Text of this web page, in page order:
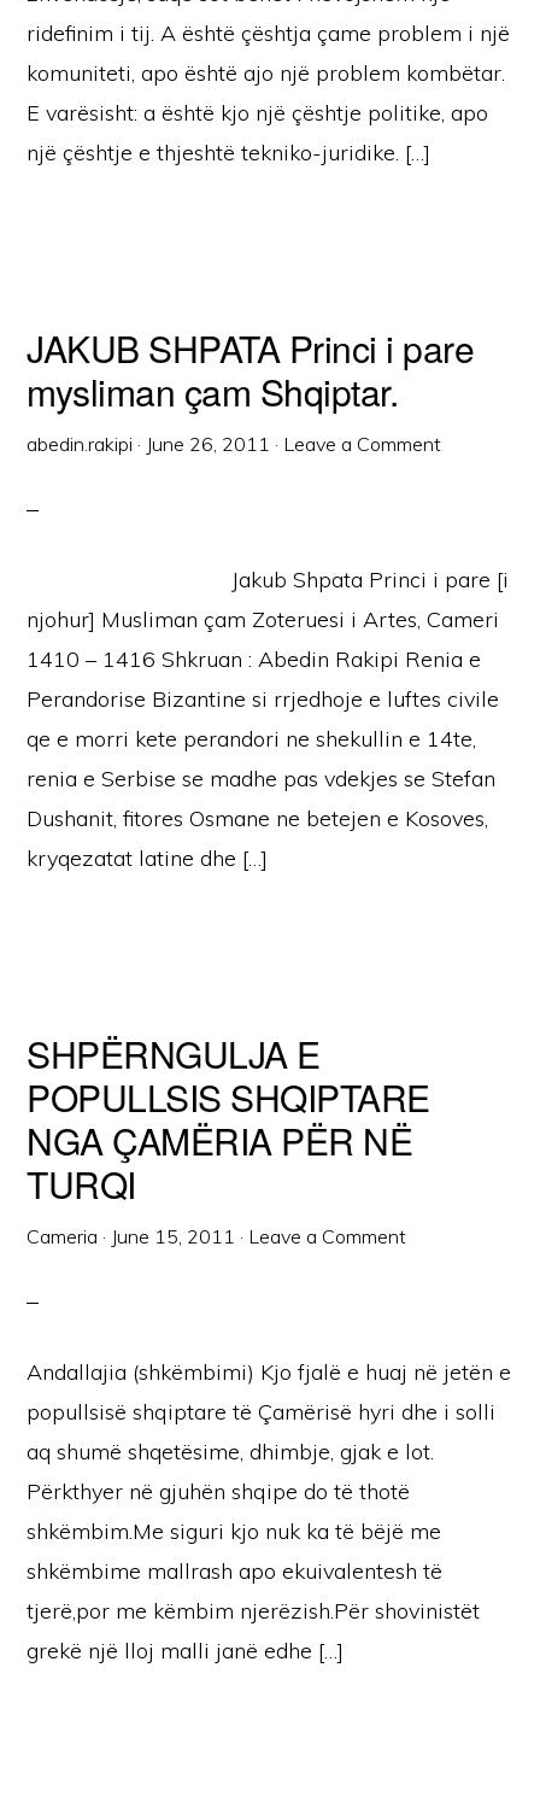
ridefinim i tij. A është çështja çame problem i një
komuniteti, apo është ajo një problem kombëtar.
E varësisht: a është kjo një çështje politike, apo
një çështje e thjeshtë tekniko-juridike. […]
JAKUB SHPATA Princi i pare
mysliman çam Shqiptar.
abedin.rakipi · June 26, 2011 · Leave a Comment
Jakub Shpata Princi i pare [i
njohur] Musliman çam Zoteruesi i Artes, Cameri
1410 – 1416 Shkruan : Abedin Rakipi Renia e
Perandorise Bizantine si rrjedhoje e luftes civile
qe e morri kete perandori ne shekullin e 14te,
renia e Serbise se madhe pas vdekjes se Stefan
Dushanit, fitores Osmane ne betejen e Kosoves,
kryqezatat latine dhe […]
SHPËRNGULJA E
POPULLSIS SHQIPTARE
NGA ÇAMËRIA PËR NË
TURQI
Cameria · June 15, 2011 · Leave a Comment
Andallajia (shkëmbimi) Kjo fjalë e huaj në jetën e
popullsisë shqiptare të Çamërisë hyri dhe i solli
aq shumë shqetësime, dhimbje, gjak e lot.
Përkthyer në gjuhën shqipe do të thotë
shkëmbim.Me siguri kjo nuk ka të bëjë me
shkëmbime mallrash apo ekuivalentesh të
tjerë,por me këmbim njerëzish.Për shovinistët
grekë një lloj malli janë edhe […]